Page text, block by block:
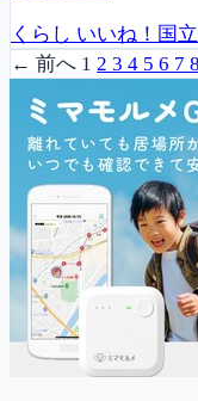
くらし いいね！国立
← 前へ 1 2 3 4 5 6 7 8